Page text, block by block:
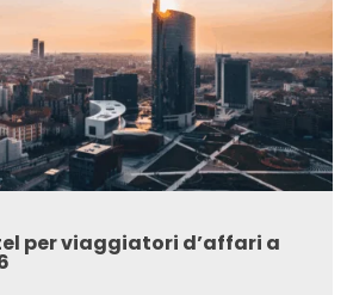
per viaggiatori d’affari a